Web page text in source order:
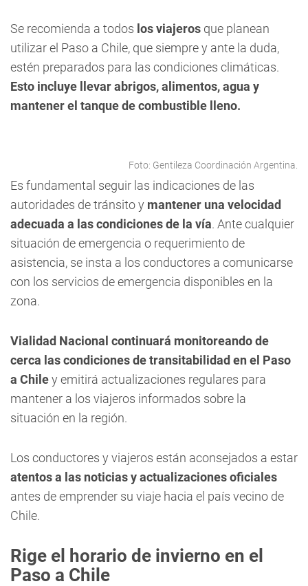
Se recomienda a todos los viajeros que planean
utilizar el Paso a Chile, que siempre y ante la duda,
estén preparados para las condiciones climáticas.
Esto incluye llevar abrigos, alimentos, agua y
mantener el tanque de combustible lleno.
Foto: Gentileza Coordinación Argentina.
Es fundamental seguir las indicaciones de las
autoridades de tránsito y mantener una velocidad
adecuada a las condiciones de la vía. Ante cualquier
situación de emergencia o requerimiento de
asistencia, se insta a los conductores a comunicarse
con los servicios de emergencia disponibles en la
zona.
Vialidad Nacional continuará monitoreando de
cerca las condiciones de transitabilidad en el Paso
a Chiley emitirá actualizaciones regulares para
mantener a los viajeros informados sobre la
situación en la región.
Los conductores y viajeros están aconsejados a estar
atentos a las noticias y actualizaciones oficiales
antes de emprender su viaje hacia el país vecino de
Chile.
Rige el horario de invierno en el
Paso a Chile